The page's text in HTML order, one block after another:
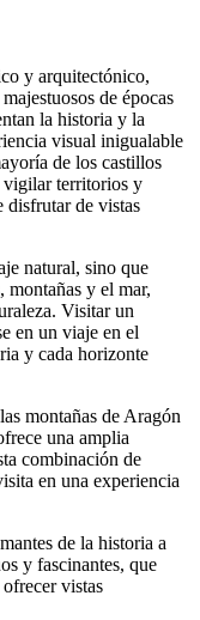
y arquitectónico,
de épocas
la historia y la
visual inigualable
de los castillos
vigilar territorios y
disfrutar de vistas
natural, sino que
montañas y el mar,
Visitar un
en un viaje en el
y cada horizonte
montañas de Aragón
una amplia
combinación de
en una experiencia
de la historia a
y fascinantes, que
vistas